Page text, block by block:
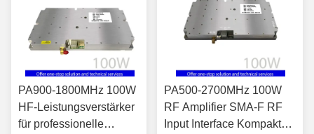
PA900-1800MHz 100W
HF-Leistungsverstärker
für professionelle
PA500-2700MHz 100W
RF Amplifier SMA-F RF
Input Interface Kompakte